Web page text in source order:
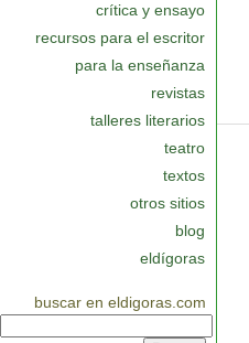
crítica y ensayo
recursos para el escritor
para la enseñanza
revistas
talleres literarios
teatro
textos
otros sitios
blog
eldígoras
buscar en eldigoras.com